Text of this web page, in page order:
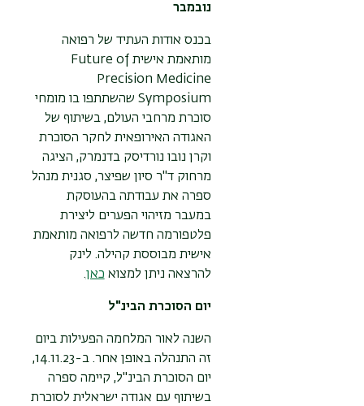
נובמבר
בכנס אודות העתיד של רפואה
מותאמת אישית Future of
Precision Medicine
Symposium שהשתתפו בו מומחי
סוכרת מרחבי העולם, בשיתוף של
האגודה האירופאית לחקר הסוכרת
וקרן נובו נורדיסק בדנמרק, הציגה
מרחוק ד"ר סיון שפיצר, סגנית מנהל
ספרה את עבודתה בהעוסקת
במעבר מזיהוי הפערים ליצירת
פלטפורמה חדשה לרפואה מותאמת
אישית מבוססת קהילה. לינק
להרצאה ניתן למצוא כאן.
יום הסוכרת הבינ"ל
השנה לאור המלחמה הפעילות ביום
זה התנהלה באופן אחר. ב-14.11.23,
יום הסוכרת הבינ"ל, קיימה ספרה
בשיתוף עם אגודה ישראלית לסוכרת